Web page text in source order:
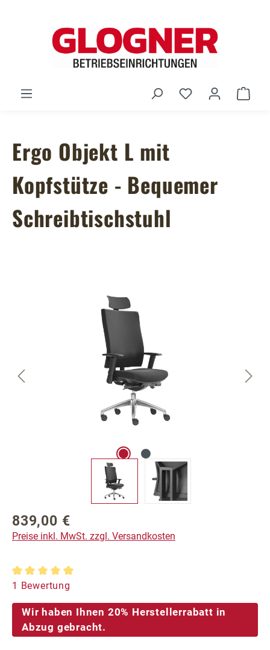
Du hast 0
Ergo Objekt L mit
Kopfstütze - Bequemer
Schreibtischstuhl
Bildergalerie überspringen
Regulärer Preis:
839,00 €
Preise inkl. MwSt. zzgl. Versandkosten
Durchschnittliche Bewertung von 5 von 5 Sternen
1 Bewertung
Wir haben Ihnen 20% Herstellerrabatt in
Abzug gebracht.